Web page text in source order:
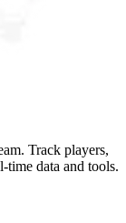
Track players,
time data and tools.